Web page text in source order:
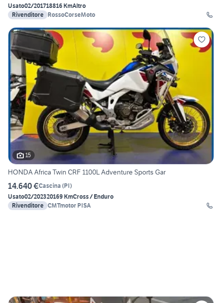
Usato02/201718816 KmAltro
Rivenditore RossoCorseMoto
15
HONDA Africa Twin CRF 1100L Adventure Sports Gar
14.640 €Cascina (PI)
Usato02/202320169 KmCross / Enduro
Rivenditore CMTmotor PISA